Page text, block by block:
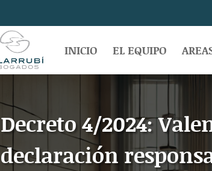
INICIO EL EQUIPO
Decreto 4/2024:
declaración